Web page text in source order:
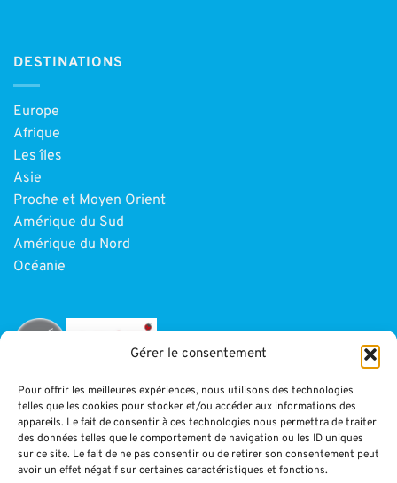
Gérer le consentement
Pour offrir les meilleures expériences, nous utilisons des technologies
telles que les cookies pour stocker et/ou accéder aux informations des
appareils. Le fait de consentir à ces technologies nous permettra de traiter
des données telles que le comportement de navigation ou les ID uniques
sur ce site. Le fait de ne pas consentir ou de retirer son consentement peut
avoir un effet négatif sur certaines caractéristiques et fonctions.
DESTINATIONS
Europe
Afrique
Les îles
Asie
Proche et Moyen Orient
Amérique du Sud
Amérique du Nord
Océanie
INFORMATIONS
Paiement